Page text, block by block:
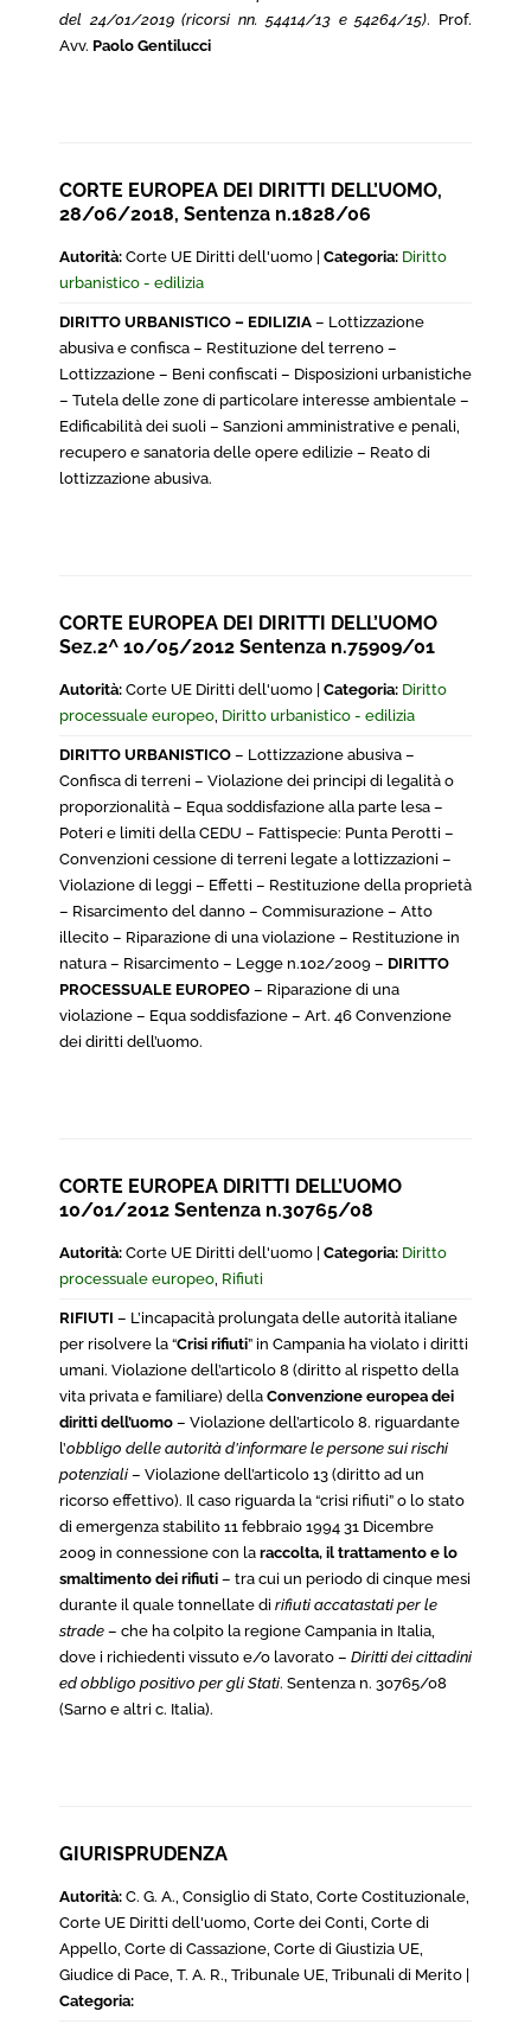
del 24/01/2019 (ricorsi nn. 54414/13 e 54264/15). Prof.
Avv. Paolo Gentilucci
CORTE EUROPEA DEI DIRITTI DELL’UOMO,
28/06/2018, Sentenza n.1828/06
Autorità: Corte UE Diritti dell'uomo | Categoria: Diritto
urbanistico - edilizia
DIRITTO URBANISTICO – EDILIZIA – Lottizzazione
abusiva e confisca – Restituzione del terreno –
Lottizzazione – Beni confiscati – Disposizioni urbanistiche
– Tutela delle zone di particolare interesse ambientale –
Edificabilità dei suoli – Sanzioni amministrative e penali,
recupero e sanatoria delle opere edilizie – Reato di
lottizzazione abusiva.
CORTE EUROPEA DEI DIRITTI DELL’UOMO
Sez.2^ 10/05/2012 Sentenza n.75909/01
Autorità: Corte UE Diritti dell'uomo | Categoria: Diritto
processuale europeo, Diritto urbanistico - edilizia
DIRITTO URBANISTICO – Lottizzazione abusiva –
Confisca di terreni – Violazione dei principi di legalità o
proporzionalità – Equa soddisfazione alla parte lesa –
Poteri e limiti della CEDU – Fattispecie: Punta Perotti –
Convenzioni cessione di terreni legate a lottizzazioni –
Violazione di leggi – Effetti – Restituzione della proprietà
– Risarcimento del danno – Commisurazione – Atto
illecito – Riparazione di una violazione – Restituzione in
natura – Risarcimento – Legge n.102/2009 – DIRITTO
PROCESSUALE EUROPEO – Riparazione di una
violazione – Equa soddisfazione – Art. 46 Convenzione
dei diritti dell’uomo.
CORTE EUROPEA DIRITTI DELL’UOMO
10/01/2012 Sentenza n.30765/08
Autorità: Corte UE Diritti dell'uomo | Categoria: Diritto
processuale europeo, Rifiuti
RIFIUTI – L’incapacità prolungata delle autorità italiane
per risolvere la “Crisi rifiuti” in Campania ha violato i diritti
umani. Violazione dell’articolo 8 (diritto al rispetto della
vita privata e familiare) della Convenzione europea dei
diritti dell’uomo – Violazione dell’articolo 8. riguardante
l’obbligo delle autorità d’informare le persone sui rischi
potenziali – Violazione dell’articolo 13 (diritto ad un
ricorso effettivo). Il caso riguarda la “crisi rifiuti” o lo stato
di emergenza stabilito 11 febbraio 1994 31 Dicembre
2009 in connessione con la raccolta, il trattamento e lo
smaltimento dei rifiuti – tra cui un periodo di cinque mesi
durante il quale tonnellate di rifiuti accatastati per le
strade – che ha colpito la regione Campania in Italia,
dove i richiedenti vissuto e/o lavorato – Diritti dei cittadini
ed obbligo positivo per gli Stati. Sentenza n. 30765/08
(Sarno e altri c. Italia).
GIURISPRUDENZA
Autorità: C. G. A., Consiglio di Stato, Corte Costituzionale,
Corte UE Diritti dell'uomo, Corte dei Conti, Corte di
Appello, Corte di Cassazione, Corte di Giustizia UE,
Giudice di Pace, T. A. R., Tribunale UE, Tribunali di Merito |
Categoria: